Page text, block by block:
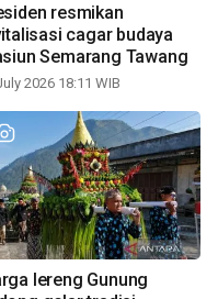
resmikan
cagar budaya
Semarang Tawang
2026 18:11 WIB
lereng Gunung